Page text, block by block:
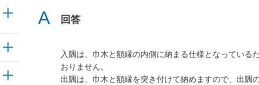
回答
入隅は、巾木と額縁の内側に納まる仕様となっている
おりません。
出隅は、巾木と額縁を突き付けて納めますので、出隅